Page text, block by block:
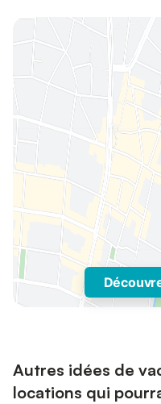
Autres idées de
locations qui